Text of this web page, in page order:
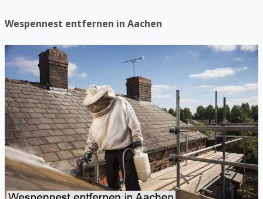
Wespennest entfernen in Aachen